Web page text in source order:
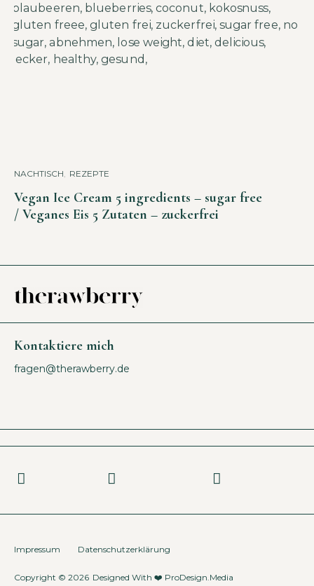
NACHTISCH, REZEPTE
Vegan Ice Cream 5 ingredients – sugar free
/ Veganes Eis 5 Zutaten – zuckerfrei
Kontaktiere mich
fragen@therawberry.de
Copyright © 2026 Designed With ❤️ ProDesign.Media
Impressum Datenschutzerklärung